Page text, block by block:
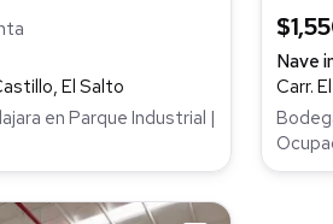
El Salto
en Parque Industrial |
Nave
Carr.